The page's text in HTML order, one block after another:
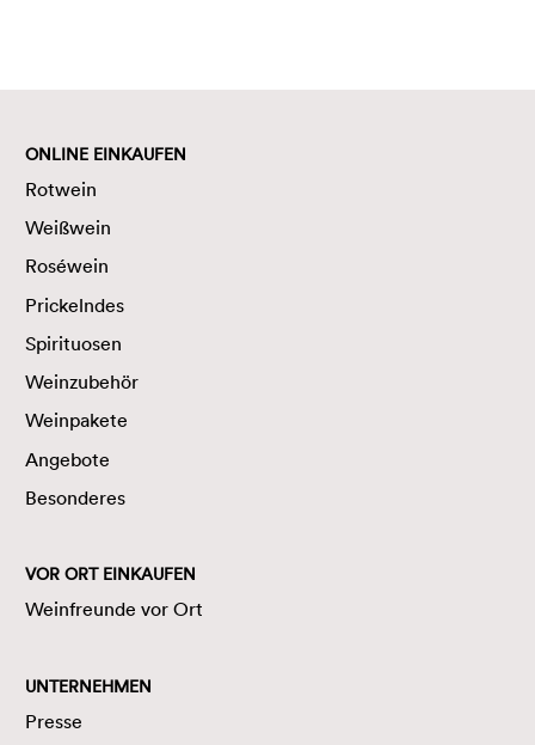
ONLINE EINKAUFEN
Rotwein
Weißwein
Roséwein
Prickelndes
Spirituosen
Weinzubehör
Weinpakete
Angebote
Besonderes
VOR ORT EINKAUFEN
Weinfreunde vor Ort
UNTERNEHMEN
Presse